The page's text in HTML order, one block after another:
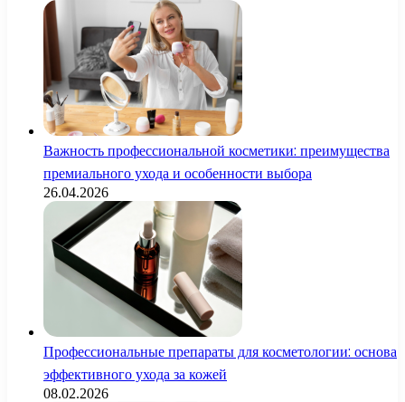
Важность профессиональной косметики: преимущества
премиального ухода и особенности выбора
26.04.2026
Профессиональные препараты для косметологии: основа
эффективного ухода за кожей
08.02.2026